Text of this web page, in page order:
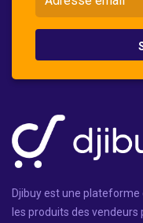
Djibuy est une plateforme
les produits des